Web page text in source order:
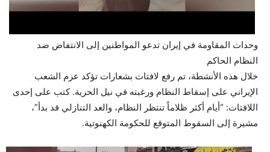
وحدات المقاومة في إيران تدعو المواطنين إلى الانتفاض ضد
النظام الحاكم
خلال هذه الأنشطة، تم رفع لافتات بشعارات تؤكد عزم الشعب
الإيراني على إسقاط النظام ورغبته في نيل الحرية. كتب على إحدى
اللافتات: “أيام أكثر ظلاماً تنتظر النظام، والعد التنازلي قد بدأ”،
مشيرة إلى السقوط المتوقع للحكومة الكهنوتية.